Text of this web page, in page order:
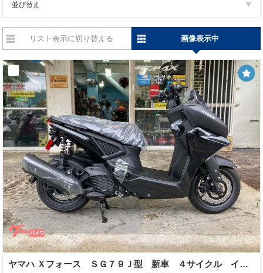
並び替え
リスト表示に切り替える 画像表示中
ヤマハ Ｘフォース ＳＧ７９Ｊ型 新車 ４サイクル インジェクション ＡＴ ＡＢＳ